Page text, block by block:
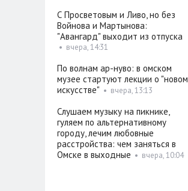
С Просветовым и Ливо, но без
Войнова и Мартынова:
"Авангард" выходит из отпуска
• вчера, 14:31
По волнам ар-нуво: в омском
музее стартуют лекции о "новом
искусстве" • вчера, 13:13
Слушаем музыку на пикнике,
гуляем по альтернативному
городу, лечим любовные
расстройства: чем заняться в
Омске в выходные • вчера, 10:04